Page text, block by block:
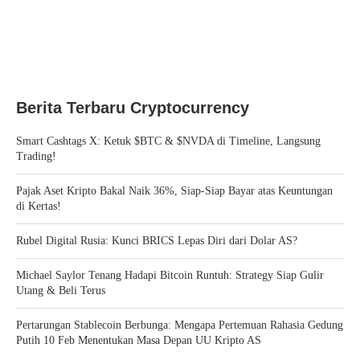
Berita Terbaru Cryptocurrency
Smart Cashtags X: Ketuk $BTC & $NVDA di Timeline, Langsung
Trading!
Pajak Aset Kripto Bakal Naik 36%, Siap-Siap Bayar atas Keuntungan
di Kertas!
Rubel Digital Rusia: Kunci BRICS Lepas Diri dari Dolar AS?
Michael Saylor Tenang Hadapi Bitcoin Runtuh: Strategy Siap Gulir
Utang & Beli Terus
Pertarungan Stablecoin Berbunga: Mengapa Pertemuan Rahasia Gedung
Putih 10 Feb Menentukan Masa Depan UU Kripto AS